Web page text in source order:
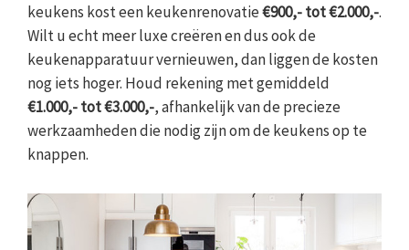
keukens kost een keukenrenovatie€900,- tot €2.000,-.
Wilt u echt meer luxe creëren en dus ook de
keukenapparatuur vernieuwen, dan liggen de kosten
nog iets hoger. Houd rekening met gemiddeld
€1.000,- tot €3.000,-, afhankelijk van de precieze
werkzaamheden die nodig zijn om de keukens op te
knappen.